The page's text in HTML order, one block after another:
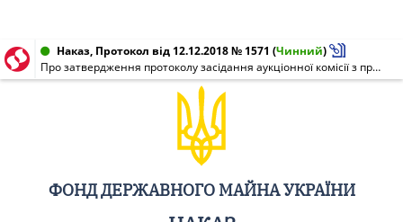
Наказ, Протокол від 12.12.2018 № 1571 (Чинний)
Про затвердження протоколу засідання аукціонної комісії з продажу об'єкта малої приватизації - єдиного майнового комплексу державного підприємства "Львівський науково-дослідний і проектний інститут "ЛьвівбудмНДІпроект"
ФОНД ДЕРЖАВНОГО МАЙНА УКРАЇНИ